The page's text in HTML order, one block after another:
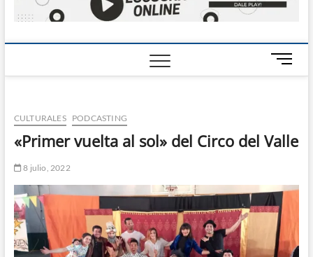
B
o
d
e
ú
CULTURALES PODCASTING
«Primer vuelta al sol» del Circo del Valle
8 julio, 2022